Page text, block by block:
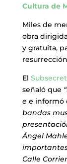
Cultura de
Miles de
obra
y gratuita,
El
señaló que
e e informó
bandas
Ángel
Calle